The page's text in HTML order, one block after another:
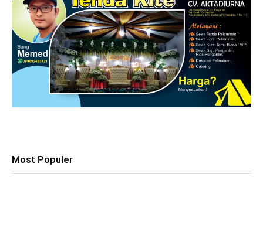
Most Populer